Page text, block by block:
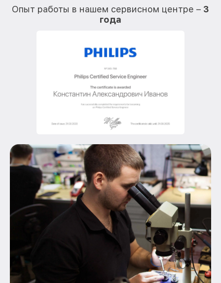
Опыт работы в нашем сервисном центре – 3
года